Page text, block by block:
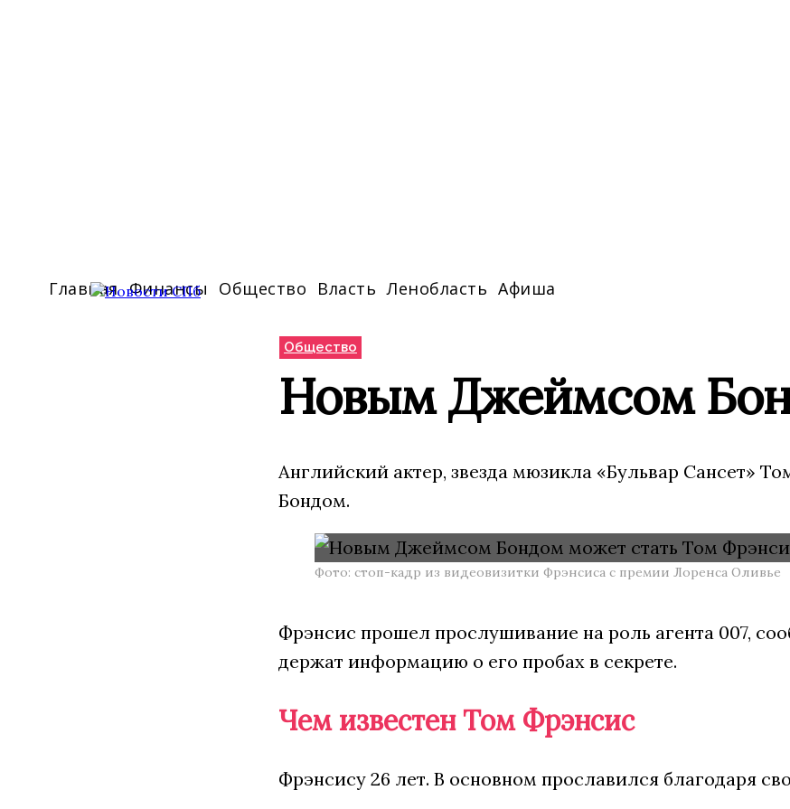
Главная Финансы Общество Власть Ленобласть Афиша
Общество
Новым Джеймсом
Английский актер, звезда мюзикла «Бульвар Сансет»
Бондом.
Фото: стоп-кадр из видеовизитки Фрэнсиса с премии Лоренса Оливье
Фрэнсис прошел прослушивание на роль агента 007,
держат информацию о его пробах в секрете.
Чем известен Том Фрэнсис
Фрэнсису 26 лет. В основном прославился благодаря